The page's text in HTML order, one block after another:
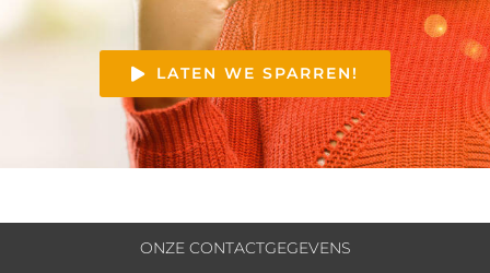
LATEN WE SPARREN!
ONZE CONTACTGEGEVENS